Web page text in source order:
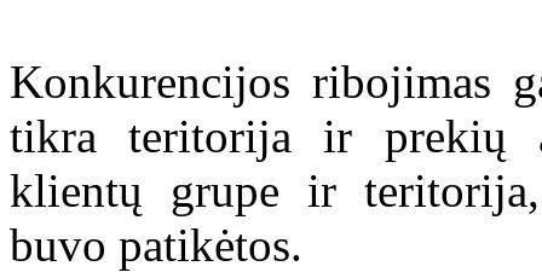
Konkurencijos ribojimas
tikra teritorija ir prekių
klientų grupe ir
buvo patikėtos.